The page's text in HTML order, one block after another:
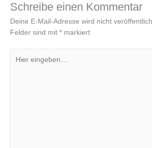
Schreibe einen Kommentar
Deine E-Mail-Adresse wird nicht
Felder sind mit * markiert
eingeben…